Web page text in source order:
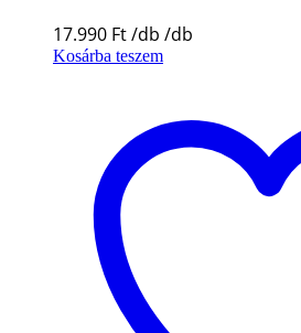
17.990 Ft
Kosárba teszem